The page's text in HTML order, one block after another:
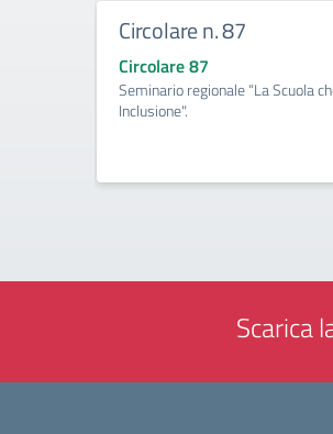
Circolare n. 87
Circolare 87
Seminario regionale “La Scuola
Inclusione".
Scarica